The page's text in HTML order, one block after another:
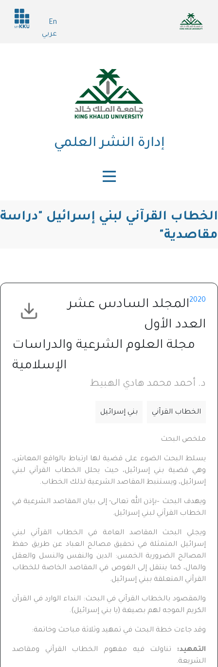
المحتوى
En
عربي
Header
services
إدارة النشر العلمي
الخطاب القرآني لبني إسرائيل "دراسة
مقاصدية"
2020المجلد السادس عشر
العدد الأول
مجلة العلوم الشرعية والدراسات
الإسلامية
د. أحمد محمد هادي الهبيط
الخطاب القرآني بني إسرائيل
ملخص البحث
يسلط البحث الضوء على قضية لها ارتباط بالواقع المعاش،
وهي قضية بني إسرائيل، حيث يحلل الخطاب القرآني لبني
إسرائيل، ويستنبط المقاصد الشرعية لذلك الخطاب.
ويهدف البحث –بإذن الله تعالى- إلى بيان المقاصد الشرعية في
الخطاب القرآني لبني إسرائيل.
ويجلي البحث المقاصد العامة في الخطاب القرآني لبني
إسرائيل المتمثلة في تحقيق مصالح العباد عن طريق حفظ
المصالح الضرورية الخمس: الدين والنفس والنسل والعقل
والمال، كما ينتقل إلى الغوص في المقاصد الخاصة للخطاب
القرآني المتعلقة ببني إسرائيل.
والمقصود بالخطاب القرآني في البحث: النداء الوارد في القرآن
الكريم الموجه لهم بصيغة (يا بني إسرائيل).
وقد جاءت خطة البحث في تمهيد وثلاثة مباحث وخاتمة:
التمهيد: تناولت فيه مفهوم الخطاب القرآني ومقاصد
الشريعة.